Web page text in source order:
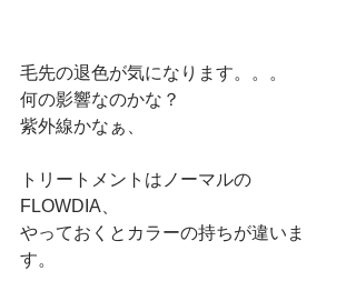
毛先の退色が気になります。。。
何の影響なのかな？
紫外線かなぁ、
トリートメントはノーマルの
FLOWDIA、
やっておくとカラーの持ちが違いま
す。